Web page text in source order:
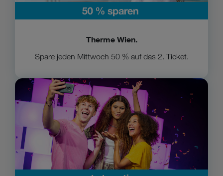
Therme Wien.
Spare jeden Mittwoch 50 % auf das 2. Ticket.
Zu Madame Tussauds